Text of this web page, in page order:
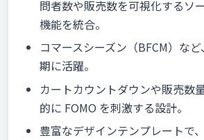
問者数や販売数を可視化するソ
機能を統合。
コマースシーズン（BFCM）な
期に活躍。
カートカウントダウンや販売数
的に FOMO を刺激する設計。
豊富なデザインテンプレートで